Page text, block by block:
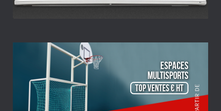
ESPACES
Multisports
TOP VENTES € HT